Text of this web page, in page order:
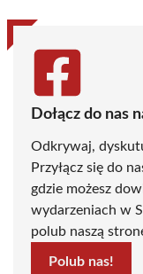
Dołącz do nas
Odkrywaj,
Przyłącz się do
gdzie możesz
wydarzeniach w
polub naszą
Polub nas!